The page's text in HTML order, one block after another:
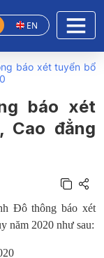
EN
báo xét tuyển bổ
báo xét
Cao đẳng
Đô thông báo xét
năm 2020 như sau: